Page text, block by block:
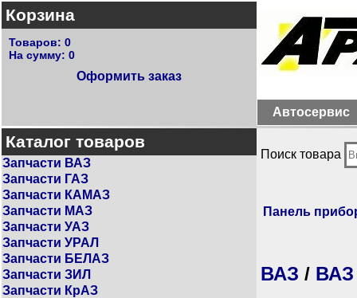
Корзина
Товаров: 0
На сумму: 0
Оформить заказ
Автосервис
Каталог товаров
Запчасти ВАЗ
Запчасти ГАЗ
Запчасти КАМАЗ
Запчасти МАЗ
Запчасти УАЗ
Запчасти УРАЛ
Запчасти БЕЛАЗ
Запчасти ЗИЛ
Запчасти КрАЗ
Поиск товара
Панель
ВАЗ / ВАЗ